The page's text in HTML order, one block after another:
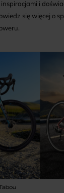
i
się więcej o